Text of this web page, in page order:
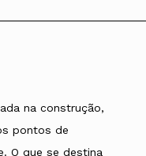
na construção,
pontos de
O que se destina